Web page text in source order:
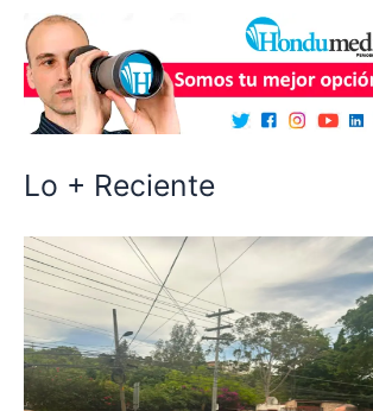
Lo + Reciente